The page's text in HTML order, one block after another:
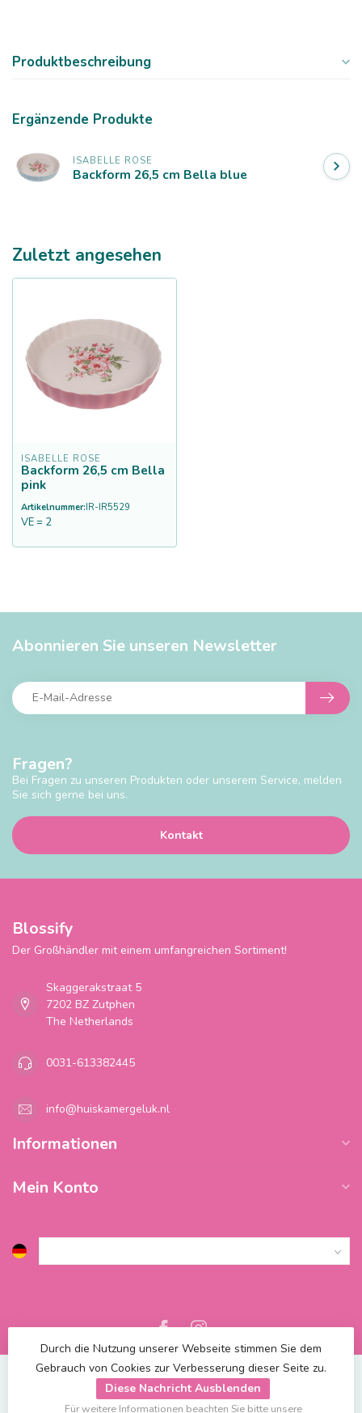
Produktbeschreibung
Ergänzende Produkte
ISABELLE ROSE
Backform 26,5 cm Bella blue
Zuletzt angesehen
ISABELLE ROSE
Backform 26,5 cm Bella
pink
Artikelnummer:IR-IR5529
VE = 2
Fragen?
Bei Fragen zu unseren Produkten oder unserem Service, melden
Sie sich gerne bei uns.
Kontakt
Abonnieren Sie unseren Newsletter
Blossify
Der Großhändler mit einem umfangreichen Sortiment!
Skaggerakstraat 5
7202 BZ Zutphen
The Netherlands
0031-613382445
info@huiskamergeluk.nl
Informationen
Mein Konto
Durch die Nutzung unserer Webseite stimmen Sie dem
Gebrauch von Cookies zur Verbesserung dieser Seite zu.
Diese Nachricht Ausblenden
Für weitere Informationen beachten Sie bitte unsere